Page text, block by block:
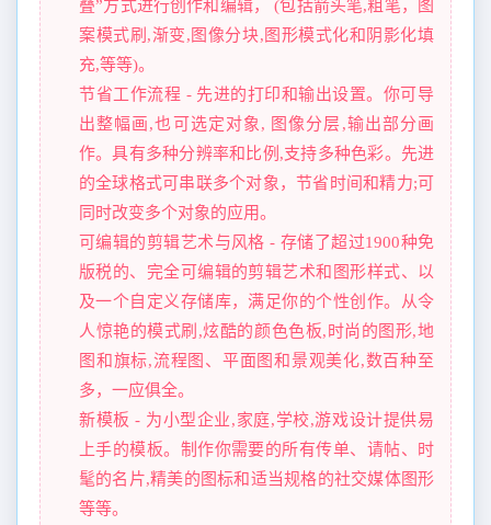
叠”方式进行创作和编辑， (包括箭头笔,粗笔，图
案模式刷,渐变,图像分块,图形模式化和阴影化填
充,等等)。
节省工作流程 - 先进的打印和输出设置。你可导
出整幅画,也可选定对象, 图像分层,输出部分画
作。具有多种分辨率和比例,支持多种色彩。先进
的全球格式可串联多个对象，节省时间和精力;可
同时改变多个对象的应用。
可编辑的剪辑艺术与风格 - 存储了超过1900种免
版税的、完全可编辑的剪辑艺术和图形样式、以
及一个自定义存储库，满足你的个性创作。从令
人惊艳的模式刷,炫酷的颜色色板,时尚的图形,地
图和旗标,流程图、平面图和景观美化,数百种至
多，一应俱全。
新模板 - 为小型企业,家庭,学校,游戏设计提供易
上手的模板。制作你需要的所有传单、请帖、时
髦的名片,精美的图标和适当规格的社交媒体图形
等等。